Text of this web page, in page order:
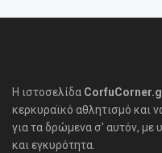
Η ιστοσελίδα
κερκυραϊκό αθλητισμό και
για τα δρώμενα σ' αυτόν, με
και εγκυρότητα.